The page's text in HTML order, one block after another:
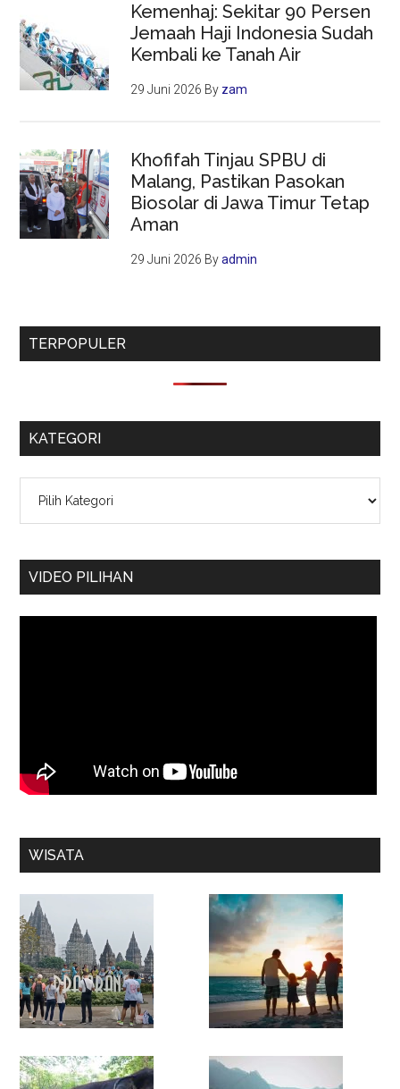
Kemenhaj: Sekitar 90 Persen
Jemaah Haji Indonesia Sudah
Kembali ke Tanah Air
29 Juni 2026 By zam
Khofifah Tinjau SPBU di
Malang, Pastikan Pasokan
Biosolar di Jawa Timur Tetap
Aman
29 Juni 2026 Byadmin
TERPOPULER
KATEGORI
VIDEO PILIHAN
WISATA